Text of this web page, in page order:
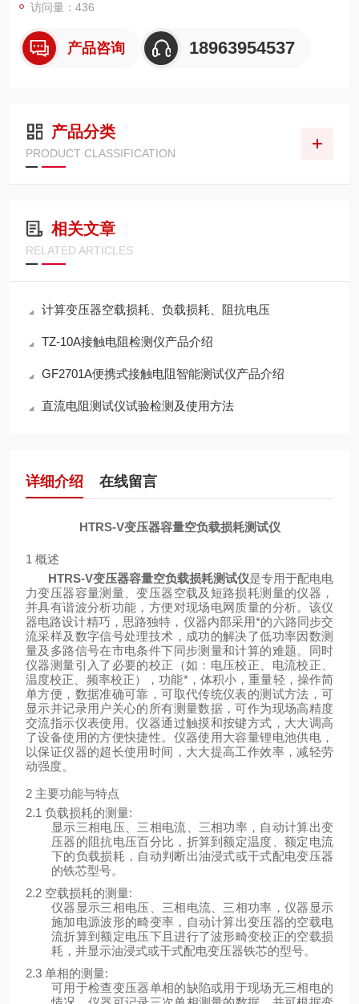
访问量：436
产品咨询 18963954537
产品分类
PRODUCT CLASSIFICATION
相关文章
RELATED ARTICLES
计算变压器空载损耗、负载损耗、阻抗电压
TZ-10A接触电阻检测仪产品介绍
GF2701A便携式接触电阻智能测试仪产品介绍
直流电阻测试仪试验检测及使用方法
详细介绍 在线留言
HTRS-V变压器容量空负载损耗测试仪
1 概述
HTRS-V变压器容量空负载损耗测试仪是专用于配电电
力变压器容量测量、变压器空载及短路损耗测量的仪器，
并具有谐波分析功能，方便对现场电网质量的分析。该仪
器电路设计精巧，思路独特，仪器内部采用*的六路同步交
流采样及数字信号处理技术，成功的解决了低功率因数测
量及多路信号在市电条件下同步测量和计算的难题。同时
仪器测量引入了必要的校正（如：电压校正、电流校正、
温度校正、频率校正），功能*，体积小，重量轻，操作简
单方便，数据准确可靠，可取代传统仪表的测试方法，可
显示并记录用户关心的所有测量数据，可作为现场高精度
交流指示仪表使用。仪器通过触摸和按键方式，大大调高
了设备使用的方便快捷性。仪器使用大容量锂电池供电，
以保证仪器的超长使用时间，大大提高工作效率，减轻劳
动强度。
2 主要功能与特点
2.1 负载损耗的测量:
显示三相电压、三相电流、三相功率，自动计算出变
压器的阻抗电压百分比，折算到额定温度、额定电流
下的负载损耗，自动判断出油浸式或干式配电变压器
的铁芯型号。
2.2 空载损耗的测量:
仪器显示三相电压、三相电流、三相功率，仪器显示
施加电源波形的畸变率，自动计算出变压器的空载电
流折算到额定电压下且进行了波形畸变校正的空载损
耗，并显示油浸式或干式配电变压器铁芯的型号。
2.3 单相的测量:
可用于检查变压器单相的缺陷或用于现场无三相电的